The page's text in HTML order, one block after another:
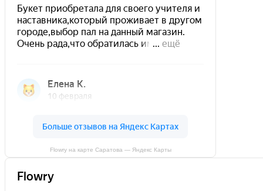
Flowry на карте Саратова — Яндекс Карты